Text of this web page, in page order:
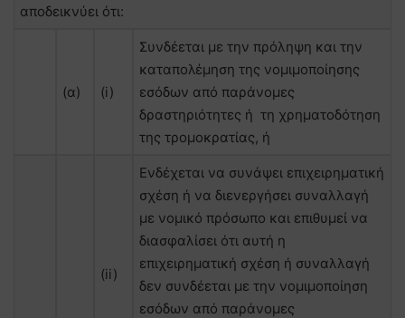
αποδεικνύει ότι:
(α) (i)
Συνδέεται με την πρόληψη και την
καταπολέμηση της νομιμοποίησης
εσόδων από παράνομες
δραστηριότητες ή τη χρηματοδότηση
της τρομοκρατίας, ή
(ii)
Ενδέχεται να συνάψει επιχειρηματική
σχέση ή να διενεργήσει συναλλαγή
με νομικό πρόσωπο και επιθυμεί να
διασφαλίσει ότι αυτή η
επιχειρηματική σχέση ή συναλλαγή
δεν συνδέεται με την νομιμοποίηση
εσόδων από παράνομες